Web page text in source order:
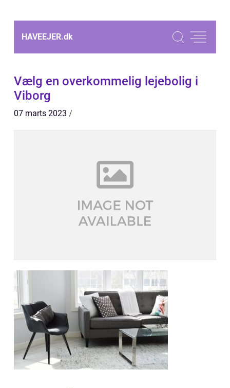
HAVEEJER.dk
Vælg en overkommelig lejebolig i
Viborg
07 marts 2023